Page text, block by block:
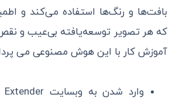
بافت‌ها و رنگ‌ها استفاده می‌کند و
که هر تصویر توسعه‌یافته بی‌عیب و
آموزش کار با این هوش مصنوعی می